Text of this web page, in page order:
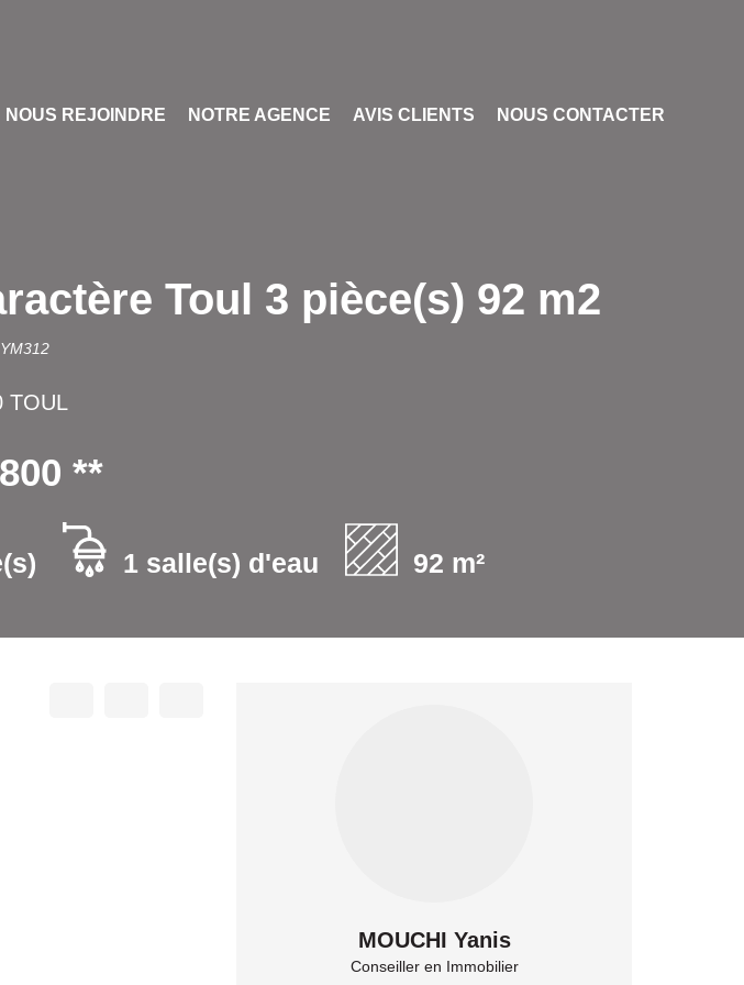
NOUS REJOINDRE NOTRE AGENCE AVIS CLIENTS NOUS CONTACTER
Toul 3 pièce(s) 92 m2
TOUL
**
1 salle(s) d'eau 92 m²
MOUCHI Yanis
Conseiller en Immobilier